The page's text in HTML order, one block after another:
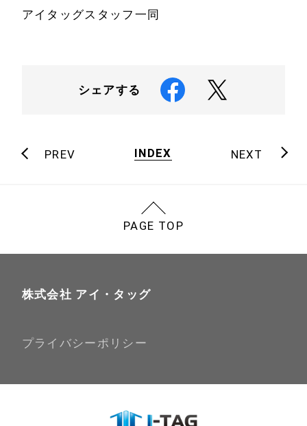
アイタッグスタッフ一同
シェアする
PREV INDEX NEXT
PAGE TOP
株式会社 アイ・タッグ
プライバシーポリシー